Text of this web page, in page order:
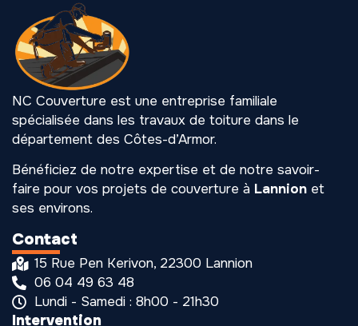
NC Couverture est une entreprise familiale
spécialisée dans les travaux de toiture dans le
département des Côtes-d’Armor.
Bénéficiez de notre expertise et de notre savoir-
faire pour vos projets de couverture à Lannion et
ses environs.
Intervention
Contact
15 Rue Pen Kerivon, 22300 Lannion
06 04 49 63 48
Lundi - Samedi : 8h00 - 21h30